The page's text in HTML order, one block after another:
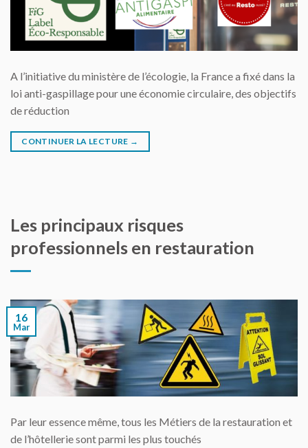
A l’initiative du ministère de l’écologie, la France a fixé dans la
loi anti-gaspillage pour une économie circulaire, des objectifs
de réduction
CONTINUER LA LECTURE →
Les principaux risques
professionnels en restauration
16
Mar
Par leur essence même, tous les Métiers de la restauration et
de l’hôtellerie sont parmi les plus touchés